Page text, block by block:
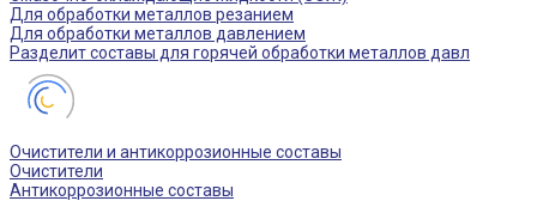
Для обработки металлов резанием
Для обработки металлов давлением
Разделит составы для горячей обработки металлов давл
Очистители и антикоррозионные составы
Очистители
Антикоррозионные составы